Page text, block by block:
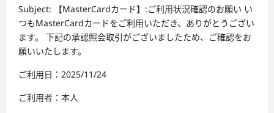
Subject: 【MasterCardカード】:ご利用状況確認のお願い い
つもMasterCardカードをご利用いただき、ありがとうござい
ます。 下記の承認照会取引がございましたため、ご確認をお
願いいたします。
ご利用日：2025/11/24
ご利用者：本人